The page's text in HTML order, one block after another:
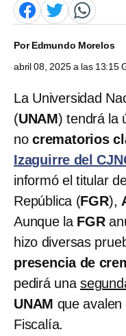
PorEdmundo Morelos
abril 08, 2025 a las 13:15
La Universidad
(UNAM) tendrá la
no crematorios
Izaguirre del
informó el titular
República (FGR),
Aunque la FGR
hizo diversas
presencia de
pedirá una
UNAM que
Fiscalía.